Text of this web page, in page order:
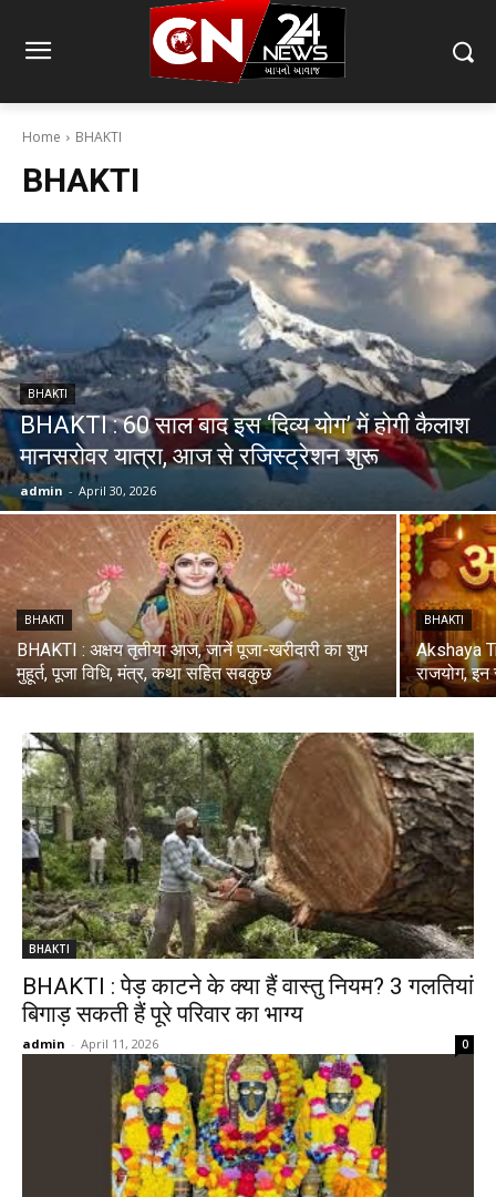
Home BHAKTI
BHAKTI
BHAKTI
BHAKTI : 60 साल बाद इस ‘दिव्य योग’ में होगी कैलाश
मानसरोवर यात्रा, आज से रजिस्ट्रेशन शुरू
admin - April 30, 2026
BHAKTI
BHAKTI : अक्षय तृतीया आज, जानें पूजा-खरीदारी का शुभ
मुहूर्त, पूजा विधि, मंत्र, कथा सहित सबकुछ
BHAKTI
Akshaya
राजयोग, इन
BHAKTI
BHAKTI : पेड़ काटने के क्या हैं वास्तु नियम? 3 गलतियां
बिगाड़ सकती हैं पूरे परिवार का भाग्य
admin - April 11, 2026 0